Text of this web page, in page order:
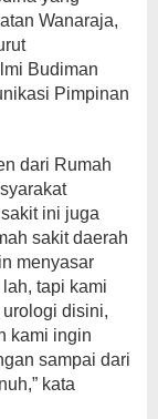
Wanaraja,
Budiman
Pimpinan
dari Rumah
ini juga
sakit daerah
menyasar
tapi kami
disini,
kami ingin
sampai dari
kata